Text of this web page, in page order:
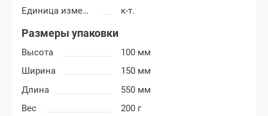
Единица измерения
к-т.
Размеры упаковки
Высота
100 мм
Ширина
150 мм
Длина
550 мм
Вес
200 г